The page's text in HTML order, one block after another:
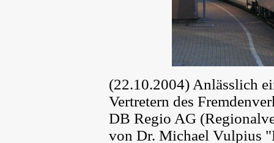
(22.10.2004) Anlässlich
Vertretern des
DB Regio AG
von Dr. Michael Vulpius